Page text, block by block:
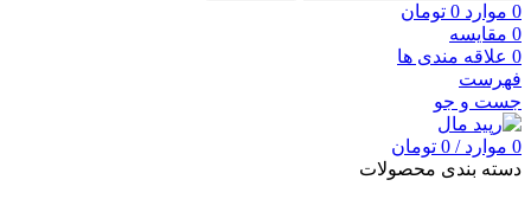
0 موارد 0 تومان
0 مقایسه
0 علاقه مندی ها
فهرست
جست و جو
0 موارد /
0 تومان
دسته بندی محصولات